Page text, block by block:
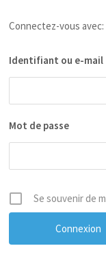
Connectez-vous avec:
Identifiant ou e-mail
Mot de passe
Se souvenir de